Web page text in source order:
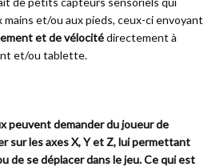
et/ou aux pieds, ceux-ci envoyant
et de vélocitédirectement à
et/ou tablette.
peuvent demander du joueur de
sur les axes X, Y et Z, lui permettant
de se déplacer dans le jeu. Ce qui est